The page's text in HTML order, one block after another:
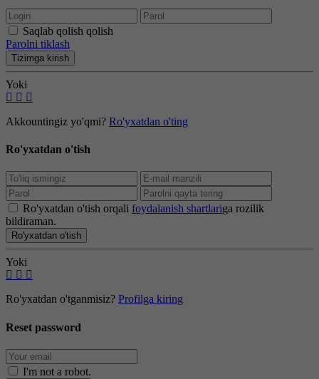
Saqlab qolish qolish
Parolni tiklash
Tizimga kirish
Yoki
Akkountingiz yo'qmi? Ro'yxatdan o'ting
Ro'yxatdan o'tish
Ro'yxatdan o'tish orqali foydalanish shartlariga rozilik
bildiraman.
Ro'yxatdan o'tish
Yoki
Ro'yxatdan o'tganmisiz? Profilga kiring
Reset password
I'm not a robot.